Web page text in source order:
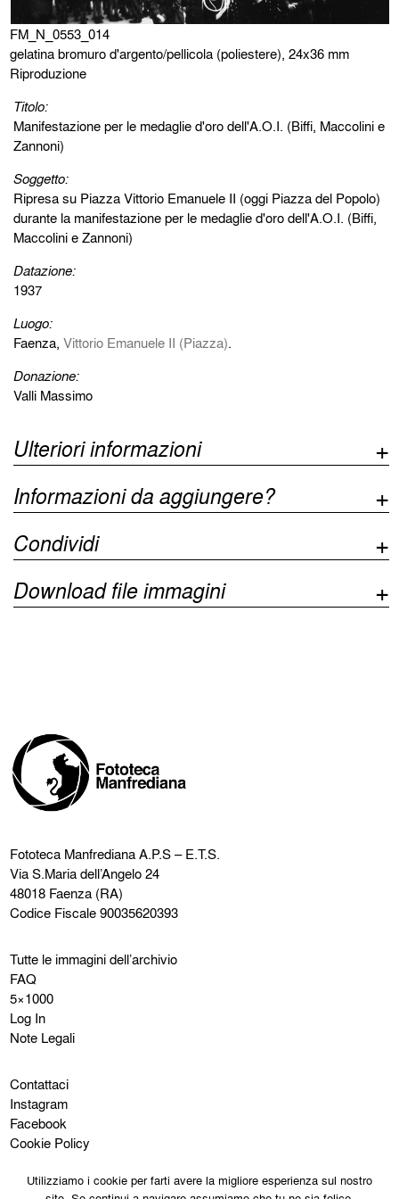
FM_N_0553_014
gelatina bromuro d'argento/pellicola (poliestere), 24x36 mm
Riproduzione
Titolo:
Manifestazione per le medaglie d'oro dell'A.O.I. (Biffi, Maccolini e
Zannoni)
Soggetto:
Ripresa su Piazza Vittorio Emanuele II (oggi Piazza del Popolo)
durante la manifestazione per le medaglie d'oro dell'A.O.I. (Biffi,
Maccolini e Zannoni)
Datazione:
1937
Luogo:
Faenza,Vittorio Emanuele II (Piazza).
Donazione:
Valli Massimo
Ulteriori informazioni
Informazioni da aggiungere?
Condividi
Download file immagini
Fototeca ManfredianaA.P.S – E.T.S.
Via S.Maria dell’Angelo 24
48018 Faenza (RA)
Codice Fiscale 90035620393
Tutte le immagini dell’archivio
FAQ
5×1000
Log In
Note Legali
Contattaci
Instagram
Facebook
Cookie Policy
Utilizziamo i cookie per farti avere la migliore esperienza sul nostro